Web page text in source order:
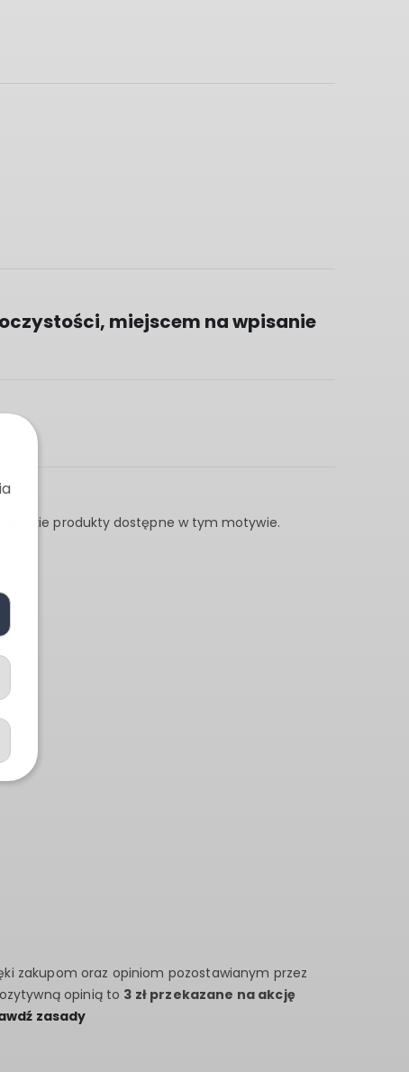
miejscem na wpisanie
produkty dostępne w tym motywie.
zakupom oraz opiniom pozostawianym przez
opinią to 3 zł przekazane na akcję
zasady